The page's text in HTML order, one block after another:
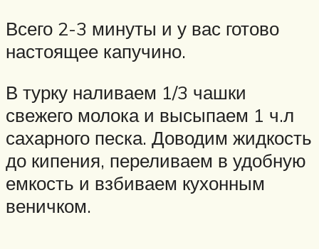
Всего 2-3 минуты и у вас готово
настоящее капучино.
В турку наливаем 1/3 чашки
свежего молока и высыпаем 1 ч.л
сахарного песка. Доводим жидкость
до кипения, переливаем в удобную
емкость и взбиваем кухонным
веничком.